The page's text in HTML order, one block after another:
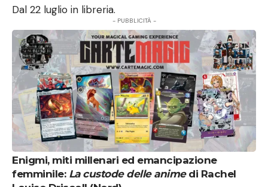
Dal 22 luglio in libreria.
- PUBBLICITÀ -
Enigmi, miti millenari ed emancipazione
femminile: La custode delle anime di Rachel